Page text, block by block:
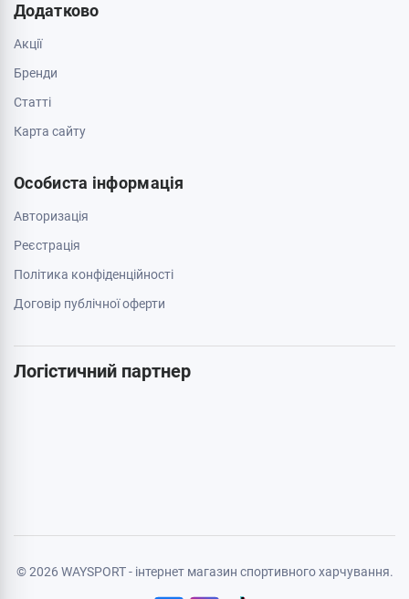
Обмін та повернення
Зв'яжіться з нами
0 800 403 173
044 334 54 27
063 789 66 52
Додатково
Акції
Бренди
Карта сайту
Договір публічної оферти